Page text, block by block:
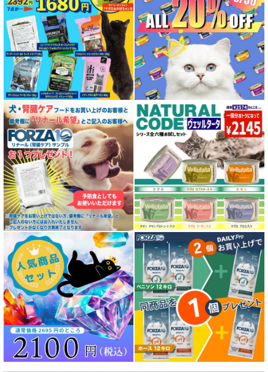
特集 フリーズドライ
特集 エアドライフード
特殊製法のドッグフード
特殊製法のキャットフード
全年齢対応 フード for DOG
パピー用 フード for DOG
成犬用 フード for DOG
シニア犬用フード for DOG
食物アレルギー対応 ドッグフード
腎臓ケア対応ドッグフード